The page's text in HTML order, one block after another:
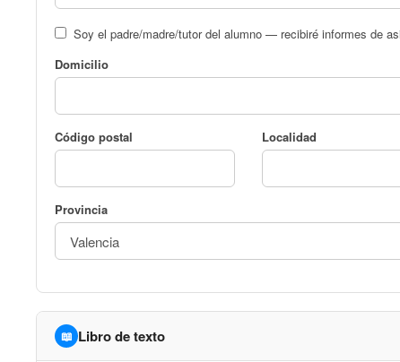
Soy el padre/madre/tutor del alumno — recibiré informes de
Domicilio
Código postal Localidad
Provincia
📖 Libro de texto